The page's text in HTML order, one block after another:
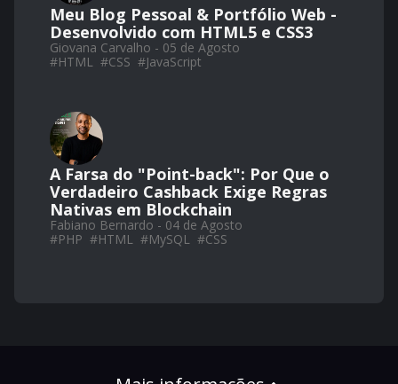
Meu Blog Pessoal & Portfólio Web -
Desenvolvido com HTML5 e CSS3
Giovana Carvalho - 05 de Agosto
#HTML #CSS #JavaScript
A Farsa do "Point-back": Por Que o
Verdadeiro Cashback Exige Regras
Nativas em Blockchain
Fabiano Bernardo - 04 de Agosto
#PHP #HTML #MySQL #CSS